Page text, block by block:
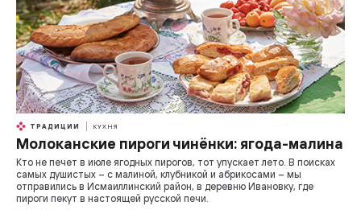
ТРАДИЦИИ КУХНЯ
Молоканские пироги чинёнки: ягода-малина
Кто не печет в июле ягодных пирогов, тот упускает лето. В поисках
самых душистых – с малиной, клубникой и абрикосами – мы
отправились в Исмаиллинский район, в деревню Ивановку, где
пироги пекут в настоящей русской печи.